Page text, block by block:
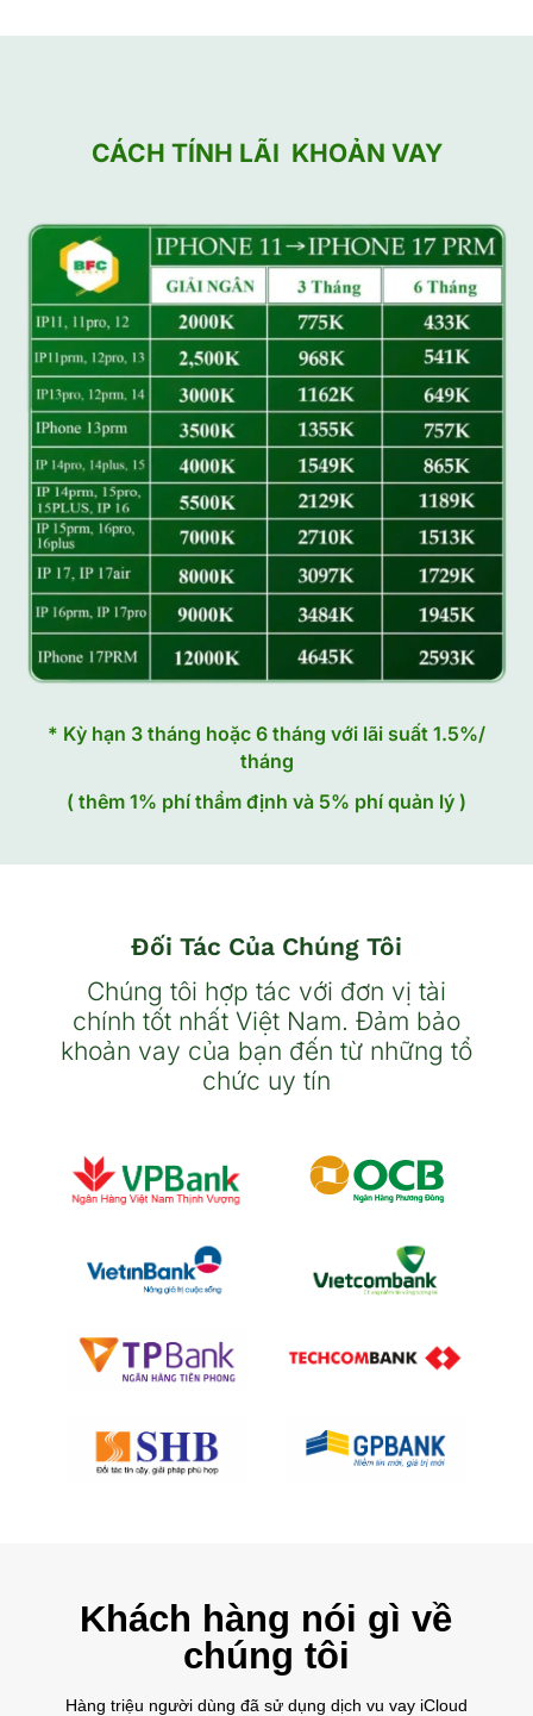
CÁCH TÍNH LÃI KHOẢN VAY
* Kỳ hạn 3 tháng hoặc 6 tháng với lãi suất 1.5%/
tháng
( thêm 1% phí thẩm định và 5% phí quản lý )
Đối Tác Của Chúng Tôi
Chúng tôi hợp tác với đơn vị tài
chính tốt nhất Việt Nam. Đảm bảo
khoản vay của bạn đến từ những tổ
chức uy tín
Khách hàng nói gì về
chúng tôi
Hàng triệu người dùng đã sử dụng dịch vu vay iCloud